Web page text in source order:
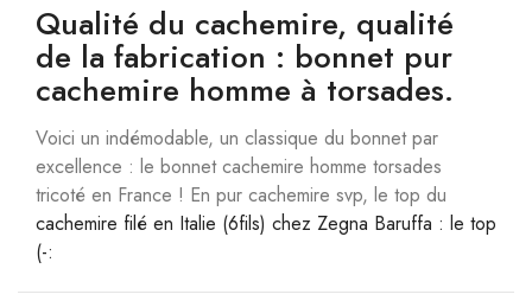
Qualité du cachemire, qualité
de la fabrication : bonnet pur
cachemire homme à torsades.
Voici un indémodable, un classique du bonnet par
excellence : le bonnet cachemire homme torsades
tricoté en France ! En pur cachemire svp, le top du
cachemire filé en Italie (6fils) chez Zegna Baruffa : le top
(-: